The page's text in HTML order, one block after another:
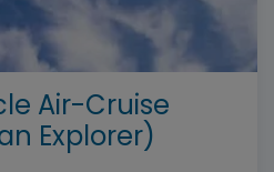
Air-Cruise
Explorer)